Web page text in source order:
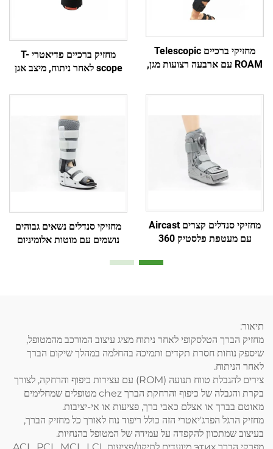
מחזיקי ברכיים Telescopic
ROAM עם ארבעה רצועות מגן,
מחזיק ברכיים פדיאטרי T-
scope לאחר ניתוח, מיצב אגן
מחזיקי סנדלים קצרים Aircast
עם מעטפת פלסטיק 360
מחזיקי סנדלים נשאים גבוהים
נושמים עם מוטות אלומיניום
תיאור:
מחזיק הברך הטלסקופי לאחר ניתוח מציג עיצוב המורכב מהמטופל,
שיספק נוחות חסרת תקדים ותמיכה בהחלמה במהלך שיקום הברך
לאחר הניתוח.
צירים להגבלת טווח תנועה (ROM) עם עצירות כיפוף והרחקה, לצורך
בקרת והגבלה של כיפוף והרחקת הברך chez מטופלים שמחלימים
מאוטם בברך או אצלם כאבי ברך, פציעות או אי-יציבות.
מחזיק הרגל הפדג'יאטרי הזה כולל ריפוד נוח לאורך כל מחזיק הברך,
בעיצוב שמתכוון להקפדה על עמידה של המטופל בהנחיות.